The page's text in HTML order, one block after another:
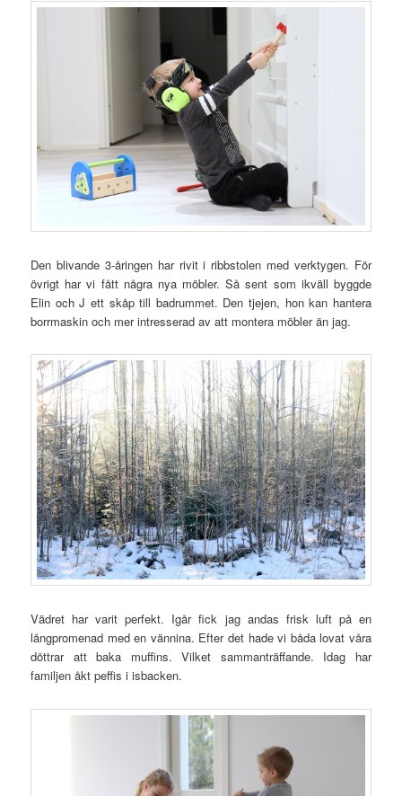
Den blivande 3-åringen har rivit i ribbstolen med verktygen. För
övrigt har vi fått några nya möbler. Så sent som ikväll byggde
Elin och J ett skåp till badrummet. Den tjejen, hon kan hantera
borrmaskin och mer intresserad av att montera möbler än jag.
Vädret har varit perfekt. Igår fick jag andas frisk luft på en
långpromenad med en vännina. Efter det hade vi båda lovat våra
döttrar att baka muffins. Vilket sammanträffande. Idag har
familjen åkt peffis i isbacken.